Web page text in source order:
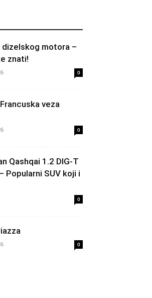
motora –
znati!
0
veza
0
Qashqai 1.2 DIG-T
Popularni SUV koji i
0
0